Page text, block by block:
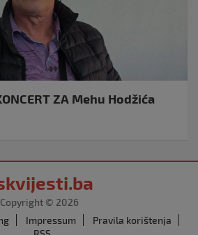
ZA Mehu Hodžića
Copyright © 2026
Impressum
Pravila korištenja